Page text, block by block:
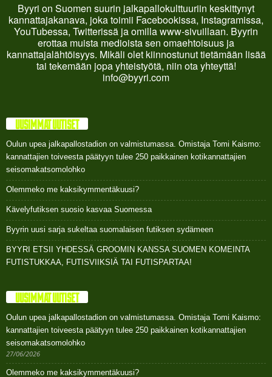
Byyri on Suomen suurin jalkapallokulttuuriin keskittynyt
kannattajakanava, joka toimii Facebookissa, Instagramissa,
YouTubessa, Twitterissä ja omilla www-sivuillaan. Byyrin
erottaa muista medioista sen omaehtoisuus ja
kannattajalähtöisyys. Mikäli olet kiinnostunut tietämään lisää
tai tekemään jopa yhteistyötä, niin ota yhteyttä!
info@byyri.com
UUSIMMAT UUTISET
Oulun upea jalkapallostadion on valmistumassa. Omistaja Tomi Kaismo:
kannattajien toiveesta päätyyn tulee 250 paikkainen kotikannattajien
seisomakatsomolohko
Olemmeko me kaksikymmentäkuusi?
Kävelyfutiksen suosio kasvaa Suomessa
Byyrin uusi sarja sukeltaa suomalaisen futiksen sydämeen
BYYRI ETSII YHDESSÄ GROOMIN KANSSA SUOMEN KOMEINTA
FUTISTUKKAA, FUTISVIIKSIÄ TAI FUTISPARTAA!
UUSIMMAT UUTISET
Oulun upea jalkapallostadion on valmistumassa. Omistaja Tomi Kaismo:
kannattajien toiveesta päätyyn tulee 250 paikkainen kotikannattajien
seisomakatsomolohko
27/06/2026
Olemmeko me kaksikymmentäkuusi?